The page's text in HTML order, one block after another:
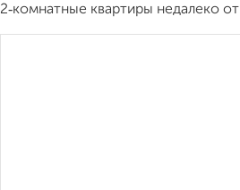
2‑комнатные квартиры недалеко от